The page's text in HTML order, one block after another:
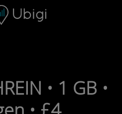
Voettekst
• 1 GB •